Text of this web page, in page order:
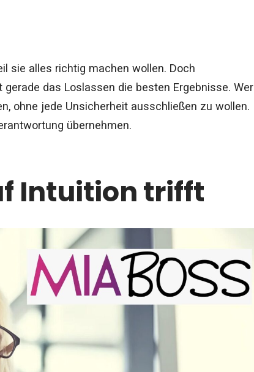
sie alles richtig machen wollen. Doch
das Loslassen die besten Ergebnisse. Wer
ohne jede Unsicherheit ausschließen zu wollen.
übernehmen.
Intuition trifft